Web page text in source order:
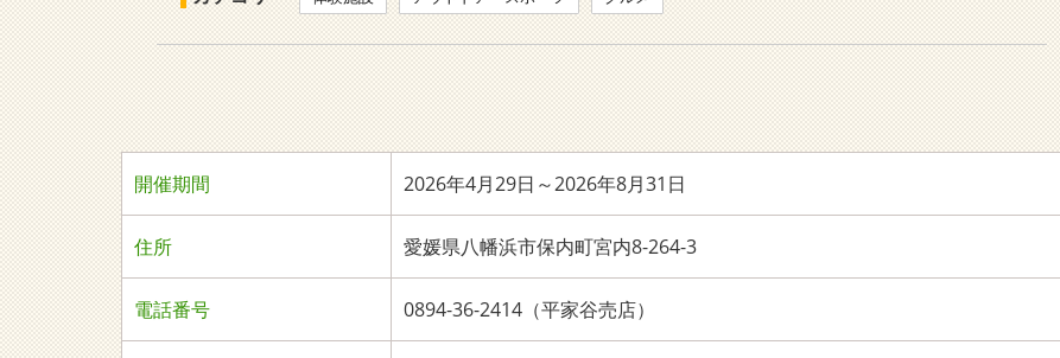
開催期間 2026年4月29日～2026年8月31日
住所 愛媛県八幡浜市保内町宮内8-264-3
電話番号 0894-36-2414（平家谷売店）